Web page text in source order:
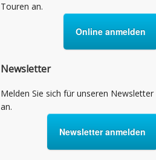
Touren an.
Online anmelden
Newsletter
Melden Sie sich für unseren Newsletter
an.
Newsletter anmelden